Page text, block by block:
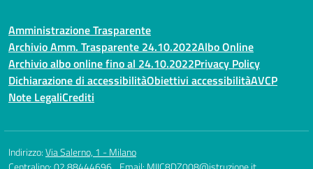
Amministrazione Trasparente
Archivio Amm. Trasparente 24.10.2022Albo Online
Archivio albo online fino al 24.10.2022Privacy Policy
Dichiarazione di accessibilitàObiettivi accessibilitàAVCP
Note LegaliCrediti
Indirizzo:Via Salerno, 1 - Milano